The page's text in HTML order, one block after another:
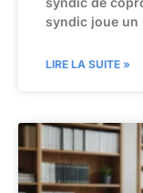
syndic joue un
LIRE LA SUITE »